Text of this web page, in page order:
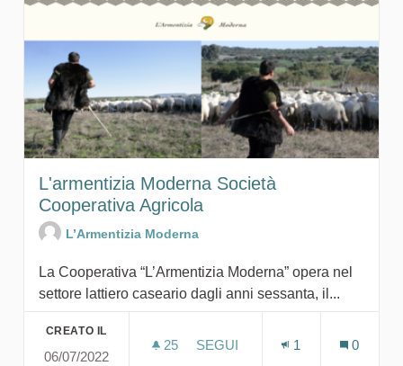
L'armentizia Moderna Società
Cooperativa Agricola
L’Armentizia Moderna
La Cooperativa “L’Armentizia Moderna” opera nel
settore lattiero caseario dagli anni sessanta, il...
CREATO IL
06/07/2022
25 25 SOSTENITORI
SEGUI
1 0